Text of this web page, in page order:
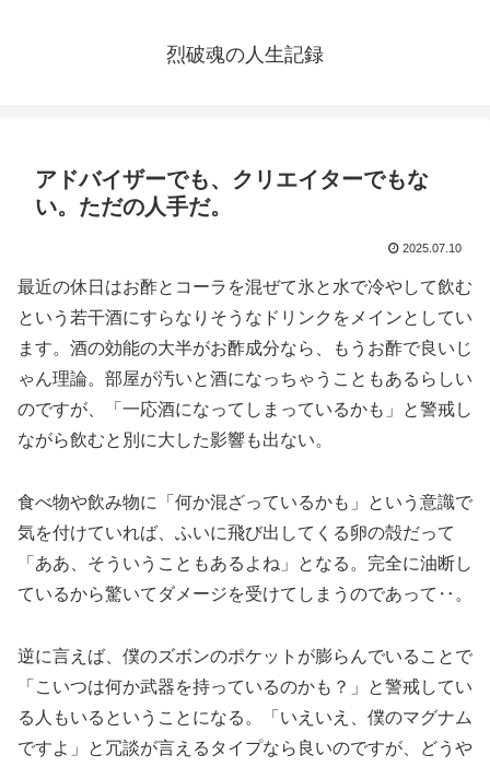
烈破魂の人生記録
アドバイザーでも、クリエイターでもな
い。ただの人手だ。
2025.07.10
最近の休日はお酢とコーラを混ぜて氷と水で冷やして飲む
という若干酒にすらなりそうなドリンクをメインとしてい
ます。酒の効能の大半がお酢成分なら、もうお酢で良いじ
ゃん理論。部屋が汚いと酒になっちゃうこともあるらしい
のですが、「一応酒になってしまっているかも」と警戒し
ながら飲むと別に大した影響も出ない。
食べ物や飲み物に「何か混ざっているかも」という意識で
気を付けていれば、ふいに飛び出してくる卵の殻だって
「ああ、そういうこともあるよね」となる。完全に油断し
ているから驚いてダメージを受けてしまうのであって‥。
逆に言えば、僕のズボンのポケットが膨らんでいることで
「こいつは何か武器を持っているのかも？」と警戒してい
る人もいるということになる。「いえいえ、僕のマグナム
ですよ」と冗談が言えるタイプなら良いのですが、どうや